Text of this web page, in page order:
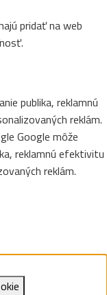
pridať na web
publika, reklamnú
reklám.
Google môže
reklamnú efektivitu
reklám.